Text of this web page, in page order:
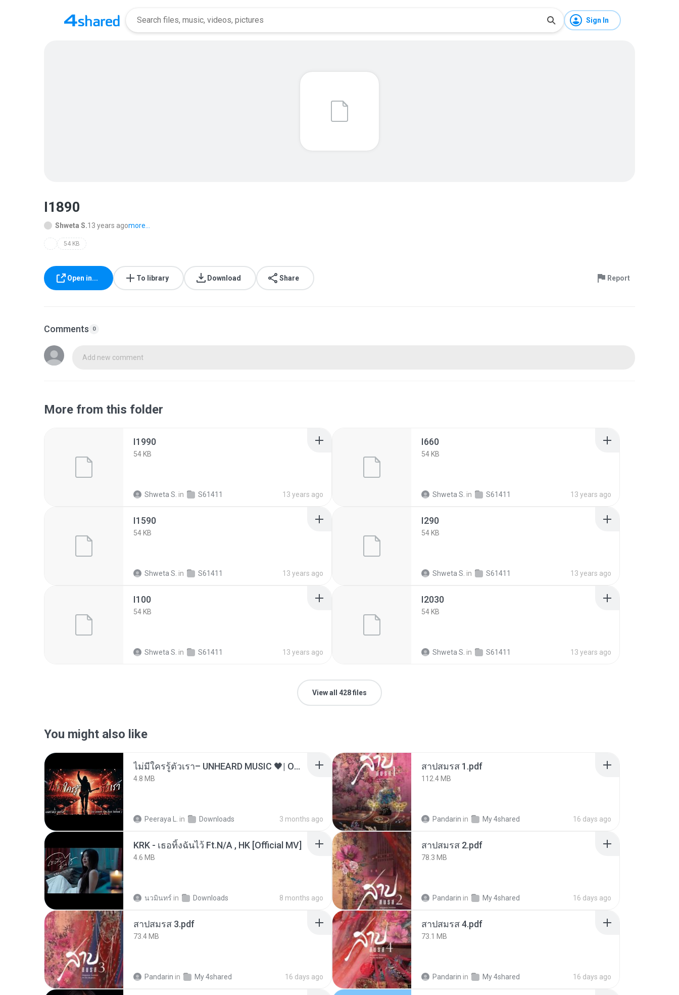
Sign In
I1890
Shweta S.13 years agomore...
54 KB
Open in... To library Download Share Report
Comments 0
Add new comment
More from this folder
I1990
54 KB
Shweta S. in S61411 13 years ago
I660
54 KB
Shweta S. in S61411 13 years ago
I1590
54 KB
Shweta S. in S61411 13 years ago
I290
54 KB
Shweta S. in S61411 13 years ago
I100
54 KB
Shweta S. in S61411 13 years ago
I2030
54 KB
Shweta S. in S61411 13 years ago
View all 428 files
You might also like
ไม่มีใครรู้ตัวเรา– UNHEARD MUSIC 🖤| Official Lyric Video | เพลงสู้ชีวิต
4.8 MB
Peeraya L. in Downloads 3 months ago
สาปสมรส 1.pdf
112.4 MB
Pandarin in My 4shared 16 days ago
KRK - เธอทิ้งฉันไว้ Ft.N/A , HK [Official MV]
4.6 MB
นวมินทร์ in Downloads 8 months ago
สาปสมรส 2.pdf
78.3 MB
Pandarin in My 4shared 16 days ago
สาปสมรส 3.pdf
73.4 MB
Pandarin in My 4shared 16 days ago
สาปสมรส 4.pdf
73.1 MB
Pandarin in My 4shared 16 days ago